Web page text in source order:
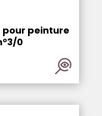
pour peinture
0